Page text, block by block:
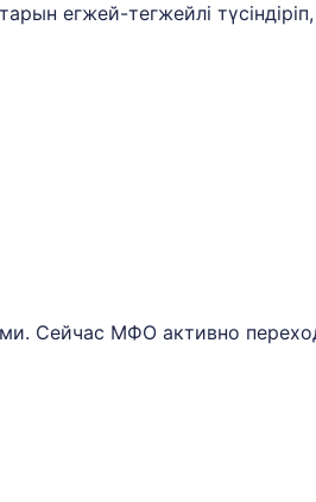
егжей-тегжейлі түсіндіріп,
Сейчас МФО активно